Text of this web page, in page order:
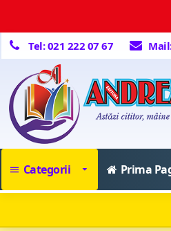
Tel: 021 222 07 67
Categorii Prima